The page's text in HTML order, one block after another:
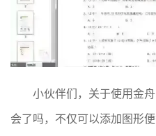
小伙伴们，关于使用金
会了吗，不仅可以添加图形